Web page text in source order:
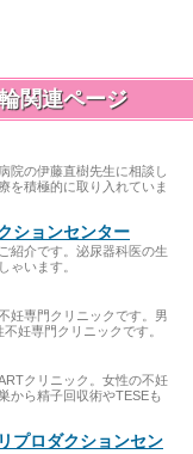
関連ページ
院の伊藤直樹先生に相談し
を積極的に取り入れていま
ションセンター
紹介です。泌尿器科医の生
ゃいます。
妊専門クリニックです。男
妊専門クリニックです。
クリニック。女性の不妊
から精子回収術やTESEも
プロダクションセン